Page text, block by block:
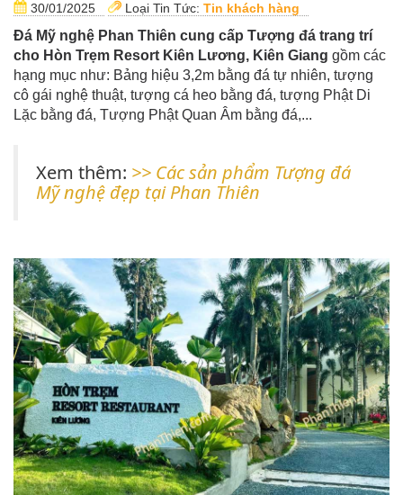
30/01/2025 Loại Tin Tức: Tin khách hàng
Đá Mỹ nghệ Phan Thiên cung cấp Tượng đá trang trí
cho Hòn Trẹm Resort Kiên Lương, Kiên Giang gồm các
hạng mục như: Bảng hiệu 3,2m bằng đá tự nhiên, tượng
cô gái nghệ thuật, tượng cá heo bằng đá, tượng Phật Di
Lặc bằng đá, Tượng Phật Quan Âm bằng đá,...
Xem thêm: >> Các sản phẩm Tượng đá
Mỹ nghệ đẹp tại Phan Thiên